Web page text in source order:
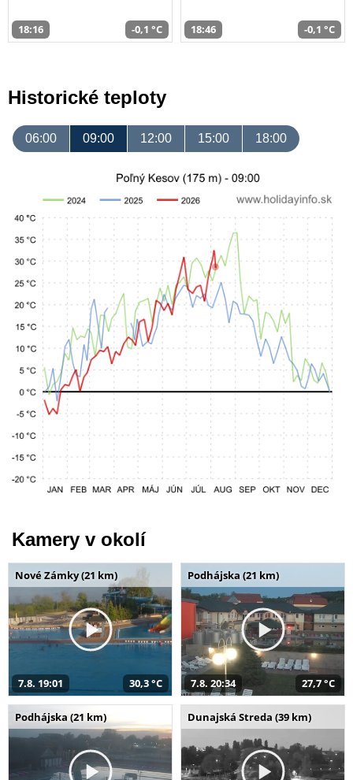
18:16 -0,1 °C 18:46 -0,1 °C
Historické teploty
06:00 09:00 12:00 15:00 18:00
Kamery v okolí
Nové Zámky (21 km)
7.8. 19:01 30,3 °C
Podhájska (21 km)
7.8. 20:34 27,7 °C
Podhájska (21 km) Dunajská Streda (39 km)